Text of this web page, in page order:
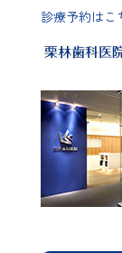
診療予約はこ